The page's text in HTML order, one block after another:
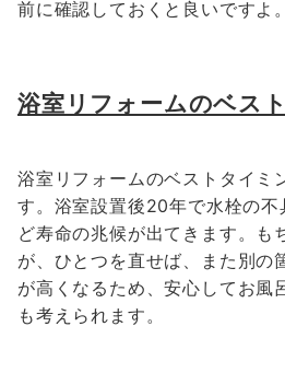
前に確認しておくと良いですよ。
浴室リフォームのベス
浴室リフォームのベストタイミ
す。浴室設置後20年で水栓の不
ど寿命の兆候が出てきます。も
が、ひとつを直せば、また別の
が高くなるため、安心してお風
も考えられます。